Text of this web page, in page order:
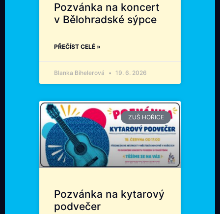
Pozvánka na koncert
v Bělohradské sýpce
PŘEČÍST CELÉ »
Blanka Bihelerová 19. 6. 2026
ZUŠ HOŘICE
Pozvánka na kytarový
podvečer